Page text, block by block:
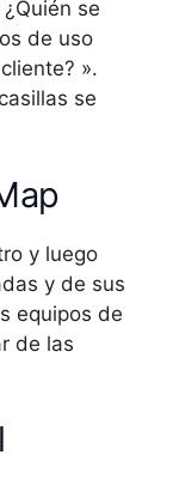
se
de uso
».
se
y luego
y de sus
equipos de
de las